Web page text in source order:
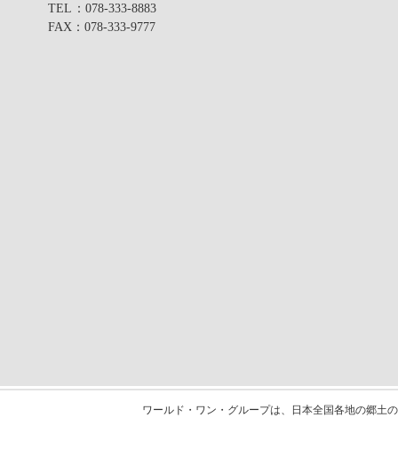
TEL ：078-333-8883
FAX ：078-333-9777
ワールド・ワン・グループは、日本全国各地の郷土